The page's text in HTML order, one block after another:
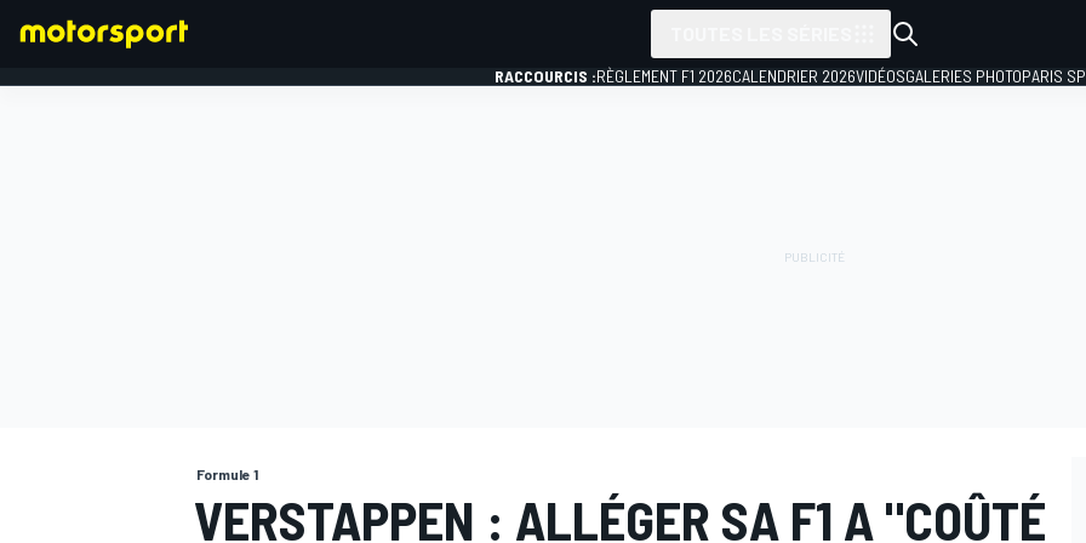
RACCOURCIS :RÈGLEMENT F1 2026CALENDRIER 2026VIDÉOSGALERIES PHOTOPARIS
Formule 1
VERSTAPPEN : ALLÉGER SA F1 A "COÛTÉ